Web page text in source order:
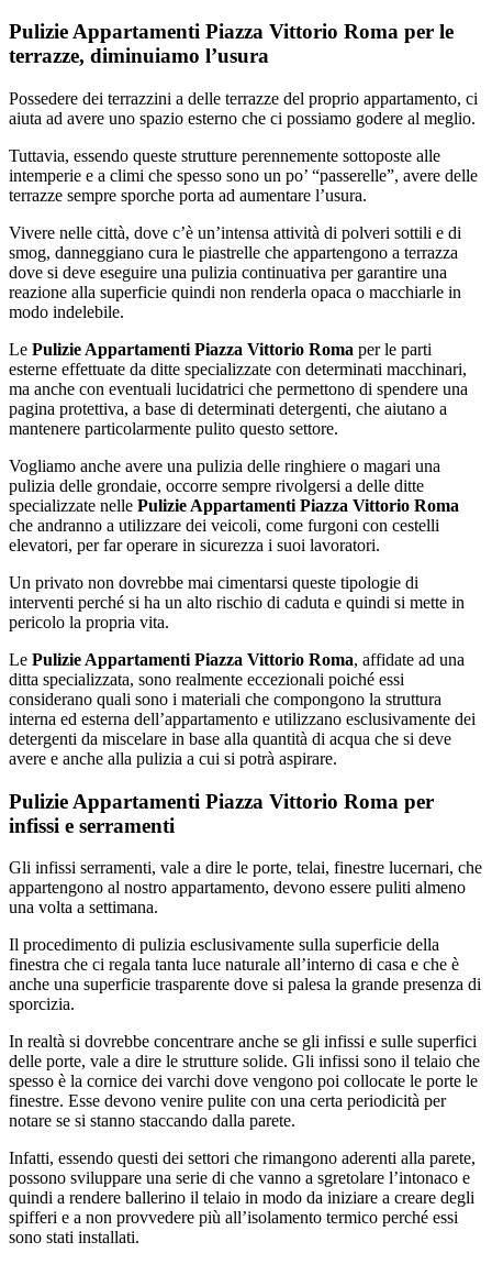
Pulizie Appartamenti Piazza Vittorio Roma per le
terrazze, diminuiamo l’usura
Possedere dei terrazzini a delle terrazze del proprio appartamento, ci
aiuta ad avere uno spazio esterno che ci possiamo godere al meglio.
Tuttavia, essendo queste strutture perennemente sottoposte alle
intemperie e a climi che spesso sono un po’ “passerelle”, avere delle
terrazze sempre sporche porta ad aumentare l’usura.
Vivere nelle città, dove c’è un’intensa attività di polveri sottili e di
smog, danneggiano cura le piastrelle che appartengono a terrazza
dove si deve eseguire una pulizia continuativa per garantire una
reazione alla superficie quindi non renderla opaca o macchiarle in
modo indelebile.
Le Pulizie Appartamenti Piazza Vittorio Roma per le parti
esterne effettuate da ditte specializzate con determinati macchinari,
ma anche con eventuali lucidatrici che permettono di spendere una
pagina protettiva, a base di determinati detergenti, che aiutano a
mantenere particolarmente pulito questo settore.
Vogliamo anche avere una pulizia delle ringhiere o magari una
pulizia delle grondaie, occorre sempre rivolgersi a delle ditte
specializzate nelle Pulizie Appartamenti Piazza Vittorio Roma
che andranno a utilizzare dei veicoli, come furgoni con cestelli
elevatori, per far operare in sicurezza i suoi lavoratori.
Un privato non dovrebbe mai cimentarsi queste tipologie di
interventi perché si ha un alto rischio di caduta e quindi si mette in
pericolo la propria vita.
Le Pulizie Appartamenti Piazza Vittorio Roma, affidate ad una
ditta specializzata, sono realmente eccezionali poiché essi
considerano quali sono i materiali che compongono la struttura
interna ed esterna dell’appartamento e utilizzano esclusivamente dei
detergenti da miscelare in base alla quantità di acqua che si deve
avere e anche alla pulizia a cui si potrà aspirare.
Pulizie Appartamenti Piazza Vittorio Roma per
infissi e serramenti
Gli infissi serramenti, vale a dire le porte, telai, finestre lucernari, che
appartengono al nostro appartamento, devono essere puliti almeno
una volta a settimana.
Il procedimento di pulizia esclusivamente sulla superficie della
finestra che ci regala tanta luce naturale all’interno di casa e che è
anche una superficie trasparente dove si palesa la grande presenza di
sporcizia.
In realtà si dovrebbe concentrare anche se gli infissi e sulle superfici
delle porte, vale a dire le strutture solide. Gli infissi sono il telaio che
spesso è la cornice dei varchi dove vengono poi collocate le porte le
finestre. Esse devono venire pulite con una certa periodicità per
notare se si stanno staccando dalla parete.
Infatti, essendo questi dei settori che rimangono aderenti alla parete,
possono sviluppare una serie di che vanno a sgretolare l’intonaco e
quindi a rendere ballerino il telaio in modo da iniziare a creare degli
spifferi e a non provvedere più all’isolamento termico perché essi
sono stati installati.